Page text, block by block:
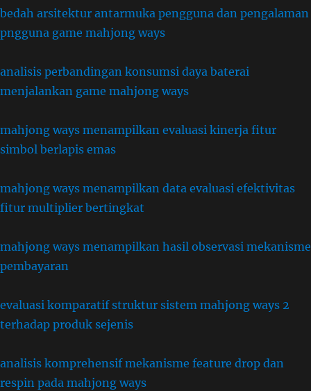
bedah arsitektur antarmuka pengguna dan pengalaman
pngguna game mahjong ways
analisis perbandingan konsumsi daya baterai
menjalankan game mahjong ways
mahjong ways menampilkan evaluasi kinerja fitur
simbol berlapis emas
mahjong ways menampilkan data evaluasi efektivitas
fitur multiplier bertingkat
mahjong ways menampilkan hasil observasi mekanisme
pembayaran
evaluasi komparatif struktur sistem mahjong ways 2
terhadap produk sejenis
analisis komprehensif mekanisme feature drop dan
respin pada mahjong ways